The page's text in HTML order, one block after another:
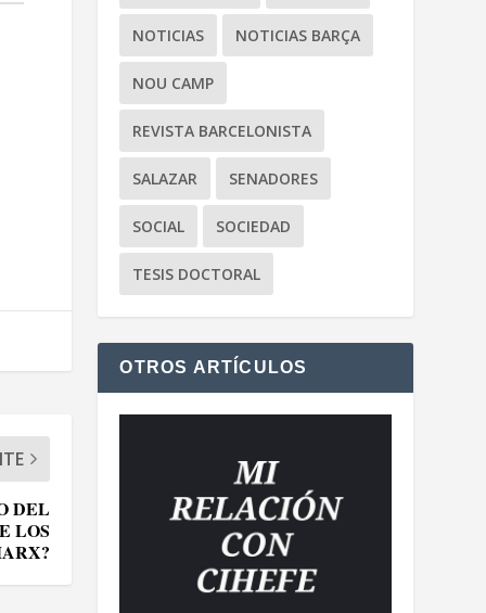
DEL
LOS
NOTICIAS NOTICIAS BARÇA
NOU CAMP
REVISTA BARCELONISTA
SALAZAR SENADORES
SOCIAL SOCIEDAD
TESIS DOCTORAL
OTROS ARTÍCULOS